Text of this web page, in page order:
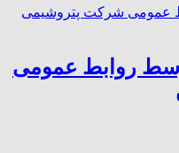
روابط عمومی